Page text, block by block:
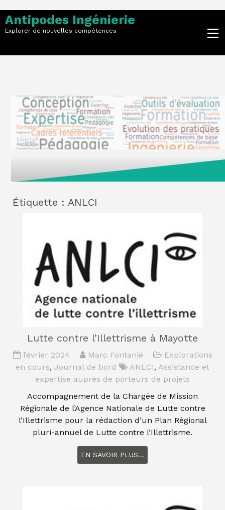
to
content
Antipodes Ingénierie
Explorer de nouvelles compétences
Étiquette : ANLCI
Lutte contre l’Illettrisme à Mayotte
février 2024 Marc Fontanié
Explorations
en cours, Journal de bord ANLCI, Assistance et
expertise auprès de porteurs de projets
Accompagnement de la Chargée de Mission
Régionale de l’Agence Nationale de Lutte contre
l’Illettrisme pour la rédaction d’un Plan Régional
pluri-annuel de Lutte contre l’Illettrisme.
EN SAVOIR PLUS...